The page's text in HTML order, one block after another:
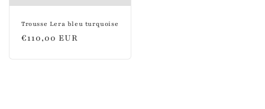
Trousse Lera bleu turquoise
Prix
€110,00 EUR